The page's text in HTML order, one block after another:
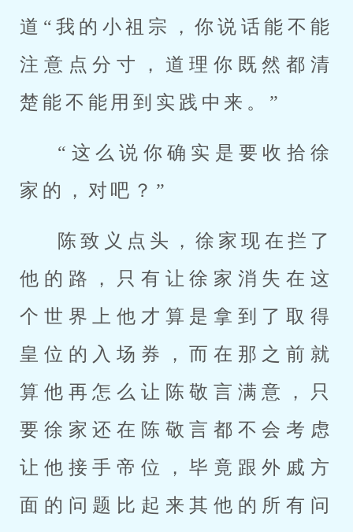
道“我的小祖宗，你说话能不能
注意点分寸，道理你既然都清
楚能不能用到实践中来。”
“这么说你确实是要收拾徐
家的，对吧？”
陈致义点头，徐家现在拦了
他的路，只有让徐家消失在这
个世界上他才算是拿到了取得
皇位的入场券，而在那之前就
算他再怎么让陈敬言满意，只
要徐家还在陈敬言都不会考虑
让他接手帝位，毕竟跟外戚方
面的问题比起来其他的所有问